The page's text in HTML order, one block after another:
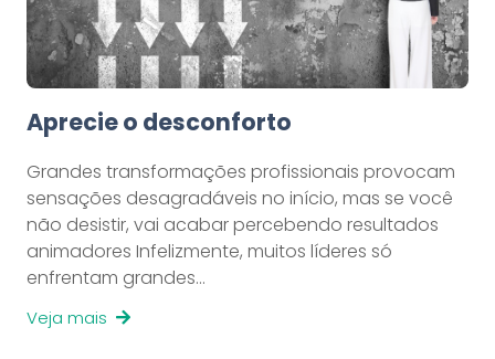
Aprecie o desconforto
Grandes transformações profissionais provocam
sensações desagradáveis no início, mas se você
não desistir, vai acabar percebendo resultados
animadores Infelizmente, muitos líderes só
enfrentam grandes…
Veja mais